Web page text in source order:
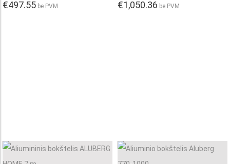
€497.55 be PVM €1,050.36 be PVM